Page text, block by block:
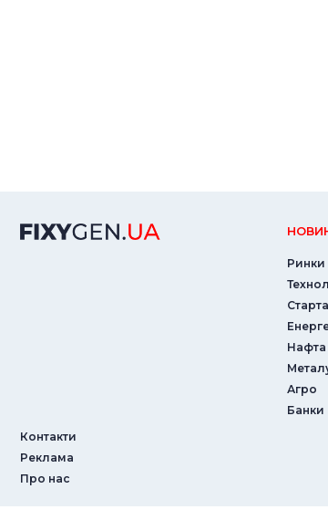
Контакти
Реклама
Про нас
Ринки
Нафта
Агро
Банки